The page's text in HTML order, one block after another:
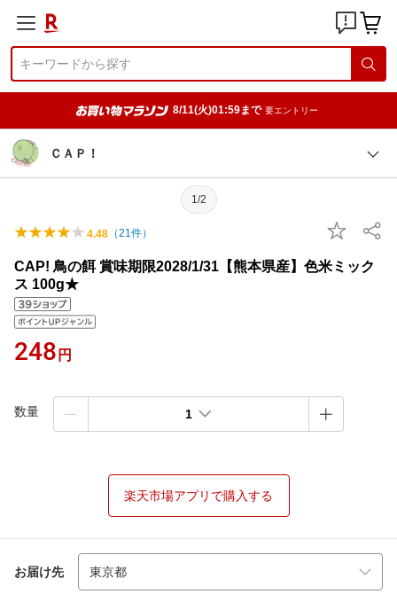
8/11(火)01:59まで 要エントリー
ＣＡＰ！
1/2
4.48 （21件）
CAP! 鳥の餌 賞味期限2028/1/31【熊本県産】色米ミック
ス 100g★
248 円
数量 1
楽天市場アプリで購入する
お届け先